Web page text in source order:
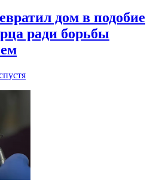
дом в подобие
ради борьбы